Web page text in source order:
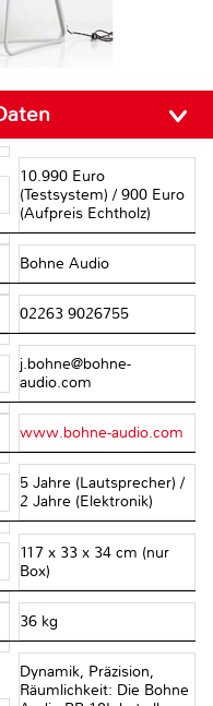
10.990 Euro
(Testsystem) / 900 Euro
(Aufpreis Echtholz)
Bohne Audio
02263 9026755
j.bohne@bohne-
audio.com
www.bohne-audio.com
5 Jahre (Lautsprecher) /
2 Jahre (Elektronik)
117 x 33 x 34 cm (nur
Box)
36 kg
Dynamik, Präzision,
Räumlichkeit: Die Bohne